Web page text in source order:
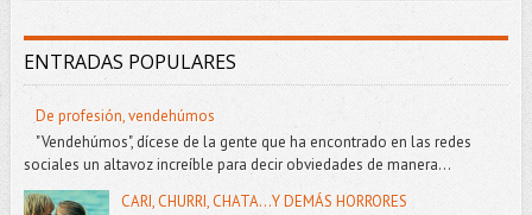
ENTRADAS POPULARES
De profesión, vendehúmos
"Vendehúmos", dícese de la gente que ha encontrado en las redes
sociales un altavoz increíble para decir obviedades de manera...
CARI, CHURRI, CHATA...Y DEMÁS HORRORES